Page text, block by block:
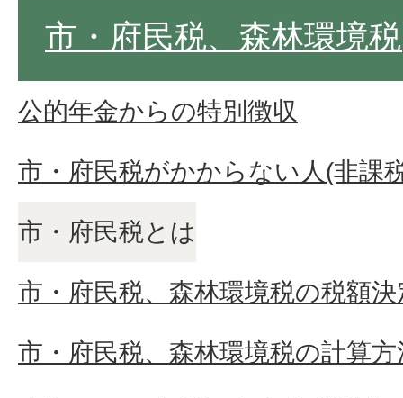
市・府民税、森林環境
公的年金からの特別徴収
市・府民税がかからない人(非課
市・府民税とは
市・府民税、森林環境税の税額決
市・府民税、森林環境税の計算方